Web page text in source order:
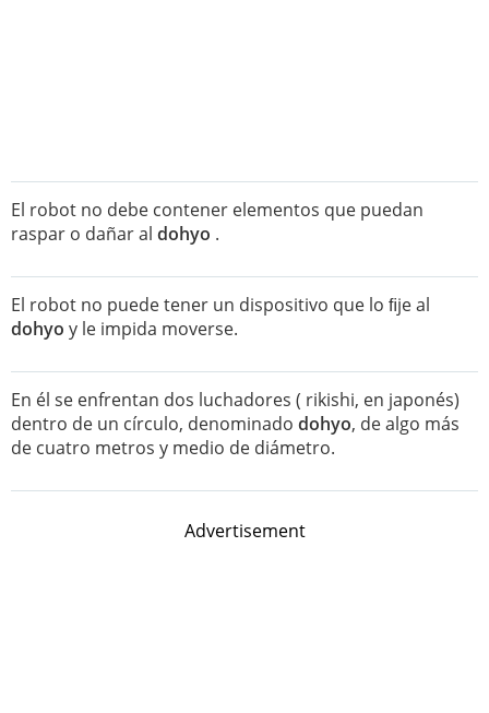
El robot no debe contener elementos que puedan
raspar o dañar al dohyo .
El robot no puede tener un dispositivo que lo ﬁje al
dohyo y le impida moverse.
En él se enfrentan dos luchadores ( rikishi, en japonés)
dentro de un círculo, denominado dohyo, de algo más
de cuatro metros y medio de diámetro.
Advertisement